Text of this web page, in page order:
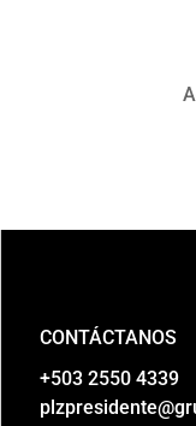
CONTÁCTANOS
‎+503 2550 4339